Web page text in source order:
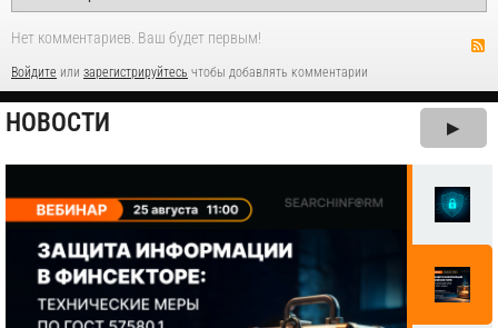
Нет комментариев. Ваш будет первым!
Войдите или зарегистрируйтесь чтобы добавлять комментарии
НОВОСТИ ▶